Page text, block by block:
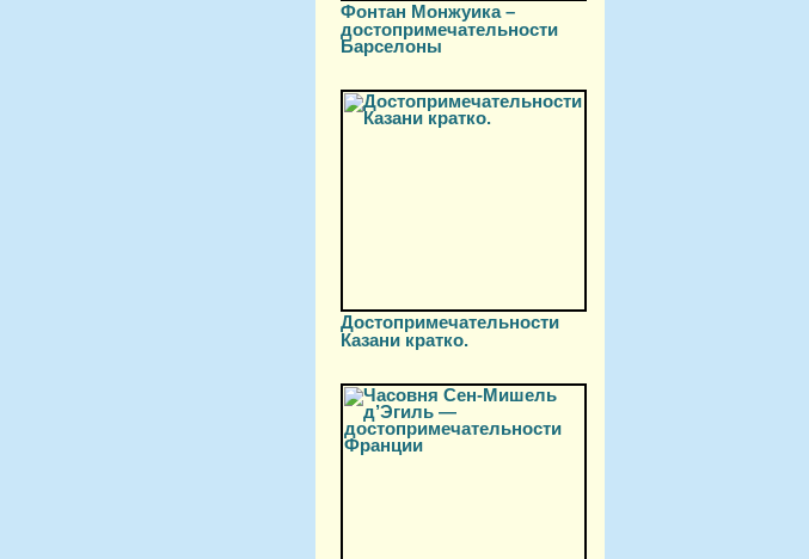
Фонтан Монжуика –
достопримечательности
Барселоны
Достопримечательности
Казани кратко.